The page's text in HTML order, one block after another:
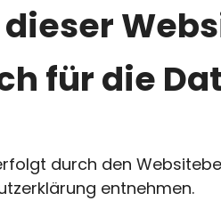
für die
durch den
entnehmen.